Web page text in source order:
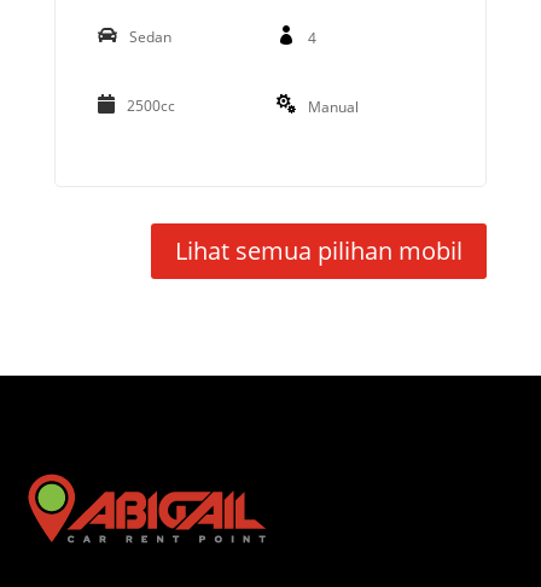
Sedan 4
2500cc Manual
Lihat semua pilihan mobil